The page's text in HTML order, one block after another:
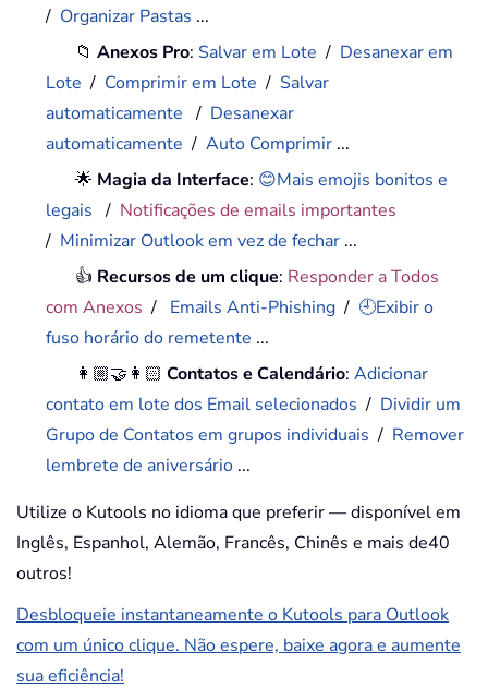
/ Organizar Pastas ...
📁Anexos Pro: Salvar em Lote / Desanexar em
Lote / Comprimir em Lote / Salvar
automaticamente / Desanexar
automaticamente /Auto Comprimir ...
🌟 Magia da Interface: 😊Mais emojis bonitos e
legais / Notificações de emails importantes
/ Minimizar Outlook em vez de fechar ...
👍 Recursos de um clique: Responder a Todos
com Anexos / Emails Anti-Phishing / 🕘Exibir o
fuso horário do remetente ...
👩🏼‍🤝‍👩🏻Contatos e Calendário:Adicionar
contato em lote dos Email selecionados / Dividir um
Grupo de Contatos em grupos individuais / Remover
lembrete de aniversário ...
Utilize o Kutools no idioma que preferir — disponível em
Inglês, Espanhol, Alemão, Francês, Chinês e mais de40
outros!
Desbloqueie instantaneamente o Kutools para Outlook
com um único clique. Não espere, baixe agora e aumente
sua eficiência!